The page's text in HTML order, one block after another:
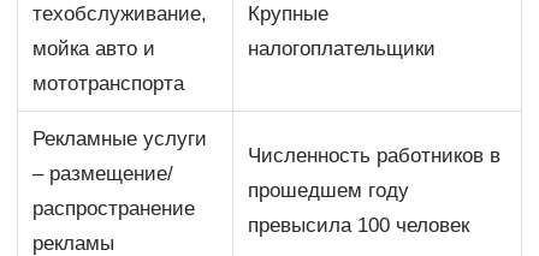
техобслуживание,
мойка авто и
мототранспорта
Крупные
налогоплательщики
Рекламные услуги
– размещение/
распространение
рекламы
Численность работников в
прошедшем году
превысила 100 человек